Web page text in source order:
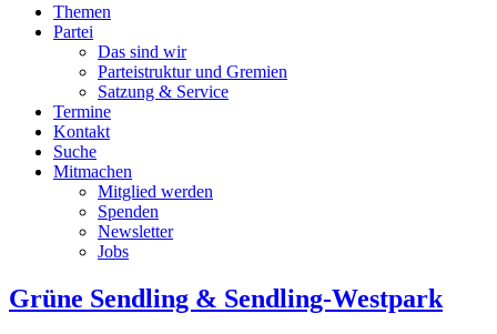
Themen
Partei
Das sind wir
Parteistruktur und Gremien
Satzung & Service
Termine
Kontakt
Suche
Mitmachen
Mitglied werden
Spenden
Newsletter
Jobs
Grüne Sendling & Sendling-Westpark